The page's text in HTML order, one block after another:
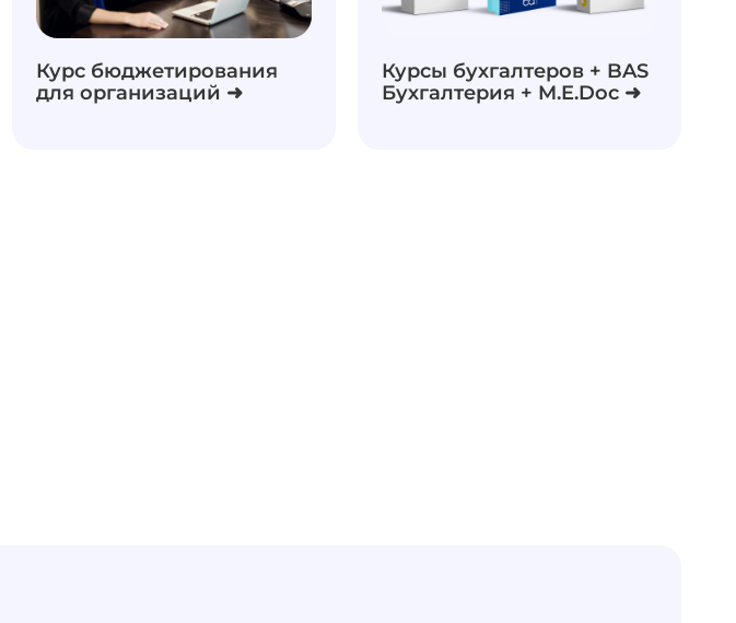
Курс бюджетирования
для организаций ➜
Курсы бухгалтеров + BAS
Бухгалтерия + M.E.Doc ➜